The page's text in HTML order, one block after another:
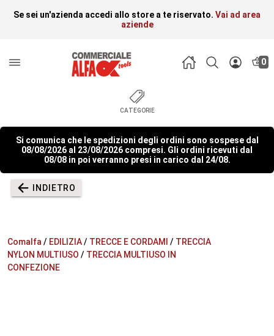
Se sei un'azienda accedi allo store a te riservato. Vai ad area
aziende
0
CATEGORIE
Si comunica che le spedizioni degli ordini sono sospese dal
08/08/2026 al 23/08/2026 compresi. Gli ordini ricevuti dal
08/08 in poi verranno presi in carico dal 24/08.
INDIETRO
Comalfa / EDILIZIA/ TRECCE E CORDAMI / TRECCIA
NYLON MULTIUSO / TRECCIA MULTIUSO IN
CONFEZIONE